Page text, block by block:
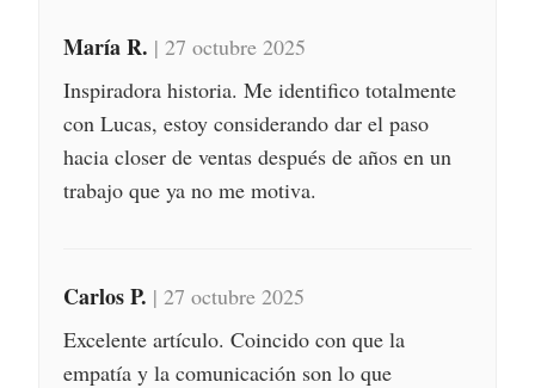
María R. | 27 octubre 2025
Inspiradora historia. Me identifico totalmente
con Lucas, estoy considerando dar el paso
hacia closer de ventas después de años en un
trabajo que ya no me motiva.
Carlos P. | 27 octubre 2025
Excelente artículo. Coincido con que la
empatía y la comunicación son lo que